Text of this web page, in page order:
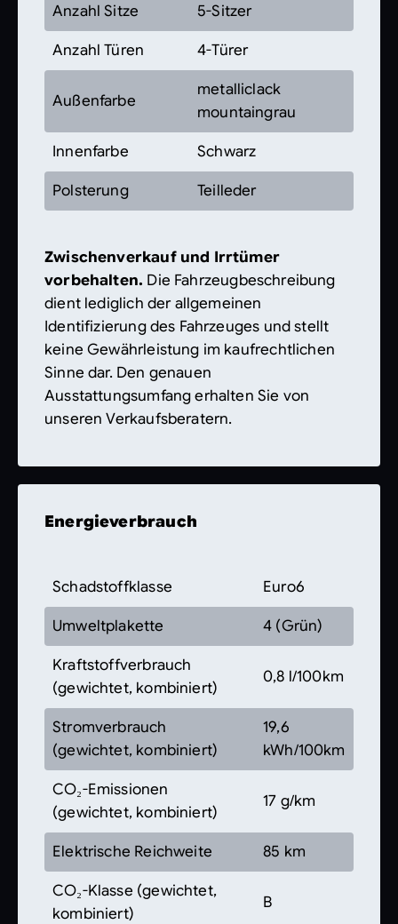
Anzahl Sitze 5-Sitzer
Anzahl Türen 4-Türer
Außenfarbe
metalliclack
mountaingrau
Innenfarbe Schwarz
Polsterung Teilleder
Zwischenverkauf und Irrtümer
vorbehalten. Die Fahrzeugbeschreibung
dient lediglich der allgemeinen
Identifizierung des Fahrzeuges und stellt
keine Gewährleistung im kaufrechtlichen
Sinne dar. Den genauen
Ausstattungsumfang erhalten Sie von
unseren Verkaufsberatern.
Energieverbrauch
Schadstoffklasse Euro6
Umweltplakette 4 (Grün)
Kraftstoffverbrauch
(gewichtet, kombiniert)
0,8 l/100km
Stromverbrauch
(gewichtet, kombiniert)
19,6
kWh/100km
CO₂-Emissionen
(gewichtet, kombiniert)
17 g/km
Elektrische Reichweite 85 km
CO₂-Klasse (gewichtet,
kombiniert)
B